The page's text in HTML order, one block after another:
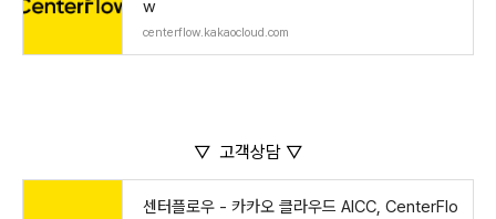
w
centerflow.kakaocloud.com
▽ 고객상담 ▽
센터플로우 - 카카오 클라우드 AICC, CenterFlo